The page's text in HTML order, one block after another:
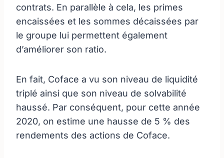
contrats. En parallèle à cela, les primes
encaissées et les sommes décaissées par
le groupe lui permettent également
d’améliorer son ratio.
En fait, Coface a vu son niveau de liquidité
triplé ainsi que son niveau de solvabilité
haussé. Par conséquent, pour cette année
2020, on estime une hausse de 5 % des
rendements des actions de Coface.